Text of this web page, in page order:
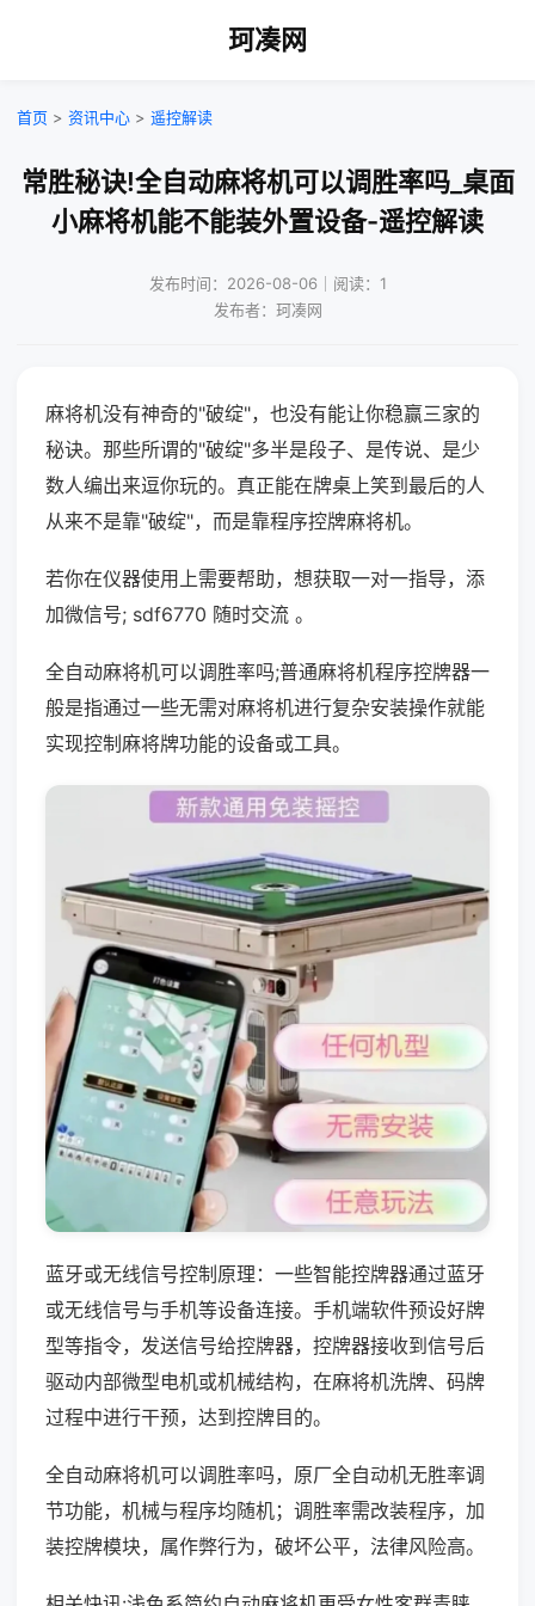
珂凑网
首页 > 资讯中心 > 遥控解读
常胜秘诀!全自动麻将机可以调胜率吗_桌面
小麻将机能不能装外置设备-遥控解读
发布时间：2026-08-06｜阅读：1
发布者：珂凑网
麻将机没有神奇的"破绽"，也没有能让你稳赢三家的
秘诀。那些所谓的"破绽"多半是段子、是传说、是少
数人编出来逗你玩的。真正能在牌桌上笑到最后的人
从来不是靠"破绽"，而是靠程序控牌麻将机。
若你在仪器使用上需要帮助，想获取一对一指导，添
加微信号; sdf6770 随时交流 。
全自动麻将机可以调胜率吗;普通麻将机程序控牌器一
般是指通过一些无需对麻将机进行复杂安装操作就能
实现控制麻将牌功能的设备或工具。
蓝牙或无线信号控制原理：一些智能控牌器通过蓝牙
或无线信号与手机等设备连接。手机端软件预设好牌
型等指令，发送信号给控牌器，控牌器接收到信号后
驱动内部微型电机或机械结构，在麻将机洗牌、码牌
过程中进行干预，达到控牌目的。
全自动麻将机可以调胜率吗，原厂全自动机无胜率调
节功能，机械与程序均随机；调胜率需改装程序，加
装控牌模块，属作弊行为，破坏公平，法律风险高。